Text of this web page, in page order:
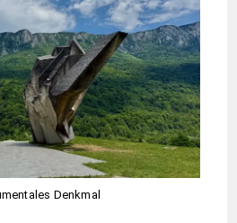
Denkmal